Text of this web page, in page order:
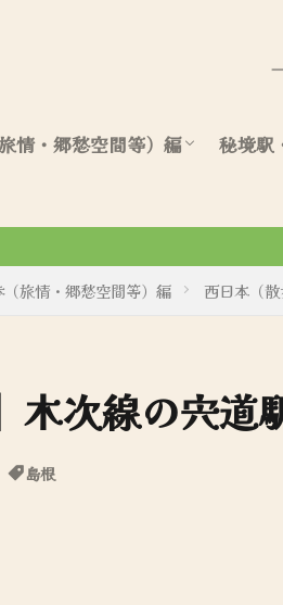
情・郷愁空間等）編 秘境駅
北海
東日
西日
令和6年8月27日、
（旅情・郷愁空間等）編 西日本（散
木次線の宍道
島根